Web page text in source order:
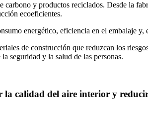
y productos reciclados. Desde la
ecoeficientes.
energético, eficiencia en el embalaje
de construcción que reduzcan los
seguridad y la salud de las personas.
la calidad del aire interior y